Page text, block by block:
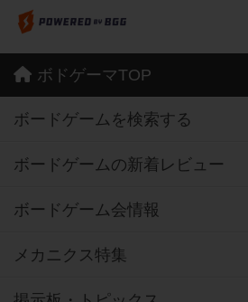
ボドゲーマTOP
ボードゲームを検索する
ボードゲームの新着レビュー
ボードゲーム会情報
メカニクス特集